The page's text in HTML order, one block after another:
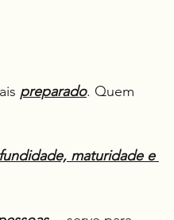
preparado. Quem
maturidade e